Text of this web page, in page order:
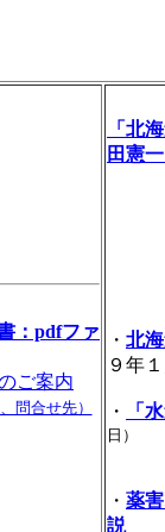
：pdfファ
ご案内
問合せ先）
「北
田憲
・ 北
９年
・ 「
日）
・ 薬
説